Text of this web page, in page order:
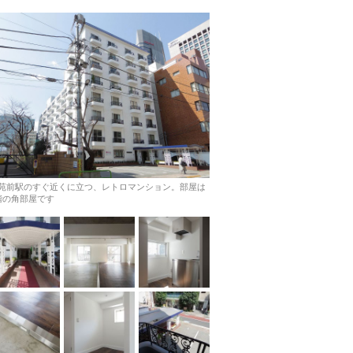
前駅のすぐ近くに立つ、レトロマンション。部屋は
の角部屋です